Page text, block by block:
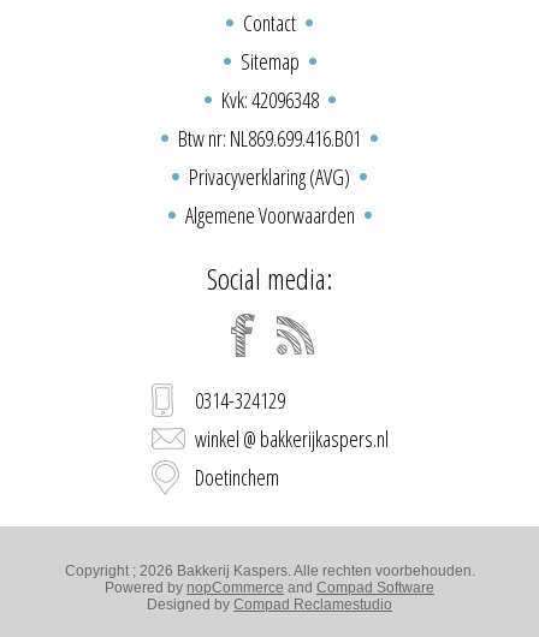
Contact
Sitemap
Kvk: 42096348
Btw nr: NL869.699.416.B01
Privacyverklaring (AVG)
Algemene Voorwaarden
Social media:
0314-324129
winkel @ bakkerijkaspers.nl
Doetinchem
Copyright ; 2026 Bakkerij Kaspers. Alle rechten voorbehouden.
Powered by nopCommerce and Compad Software
Designed by Compad Reclamestudio